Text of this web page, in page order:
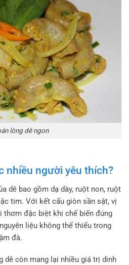
lòng dê ngon
nhiều người yêu thích?
dê bao gồm dạ dày, ruột non, ruột
tim. Với kết cấu giòn sần sật, vị
thơm đặc biệt khi chế biến đúng
liệu không thể thiếu trong
đà.
dê còn mang lại nhiều giá trị dinh